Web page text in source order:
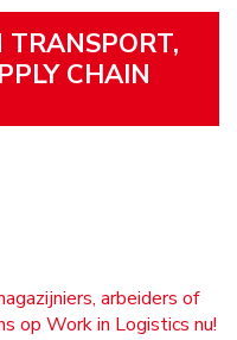
CHAIN
arbeiders of
op Work in Logistics nu!